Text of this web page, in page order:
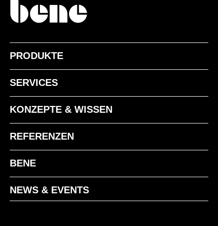
PRODUKTE
SERVICES
KONZEPTE & WISSEN
REFERENZEN
BENE
NEWS & EVENTS